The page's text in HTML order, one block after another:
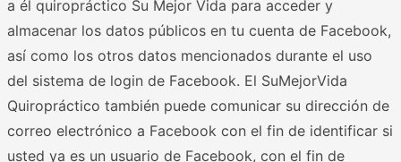
a él quiropráctico Su Mejor Vida para acceder y
almacenar los datos públicos en tu cuenta de Facebook,
así como los otros datos mencionados durante el uso
del sistema de login de Facebook. El SuMejorVida
Quiropráctico también puede comunicar su dirección de
correo electrónico a Facebook con el fin de identificar si
usted ya es un usuario de Facebook, con el fin de